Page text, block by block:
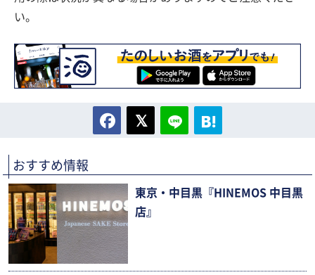
い。
おすすめ情報
東京・中目黒『HINEMOS 中目黒
店』